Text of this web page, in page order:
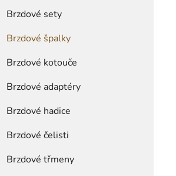
Brzdové sety
Brzdové špalky
Brzdové kotouče
Brzdové adaptéry
Brzdové hadice
Brzdové čelisti
Brzdové třmeny